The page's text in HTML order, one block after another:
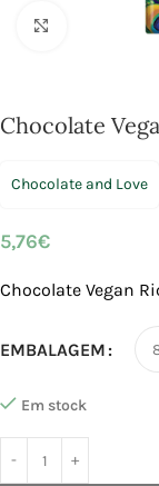
Click to
Chocolate
Chocolate and Love
5,76€
Chocolate Vegan
EMBALAGEM
Em stock